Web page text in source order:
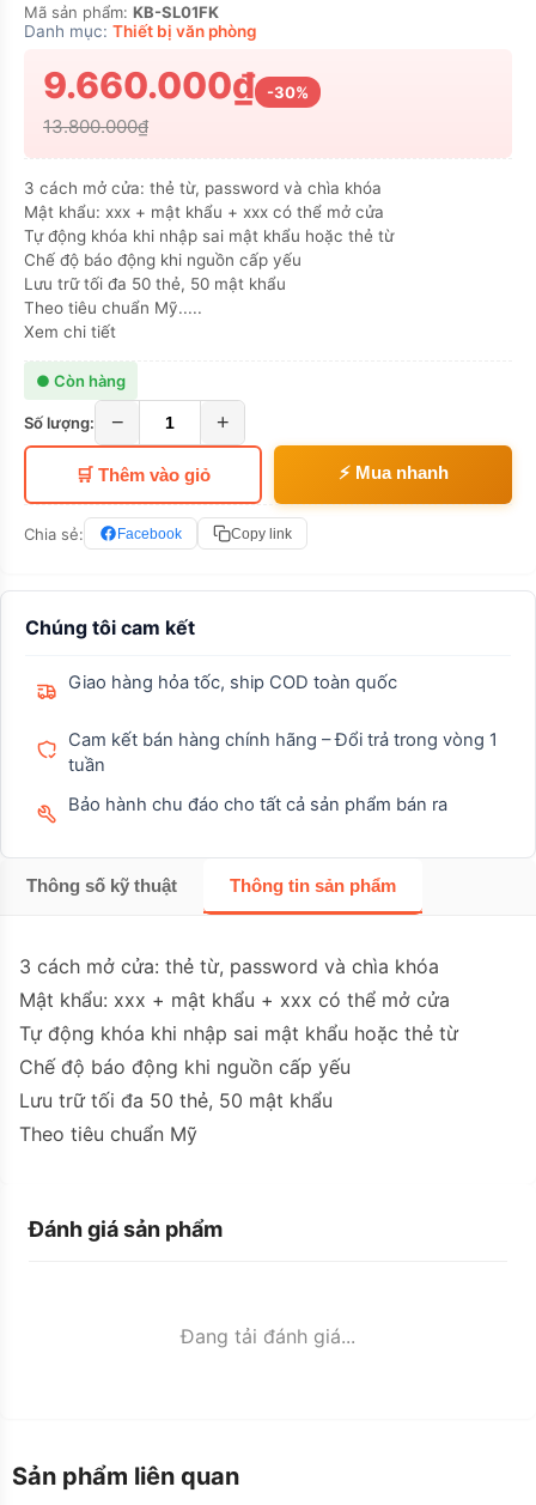
Chúng tôi cam kết
Giao hàng hỏa tốc, ship COD toàn quốc
Cam kết bán hàng chính hãng – Đổi trả trong vòng 1
tuần
Bảo hành chu đáo cho tất cả sản phẩm bán ra
Thông số kỹ thuật Thông tin sản phẩm
3 cách mở cửa: thẻ từ, password và chìa khóa
Mật khẩu: xxx + mật khẩu + xxx có thể mở cửa
Tự động khóa khi nhập sai mật khẩu hoặc thẻ từ
Chế độ báo động khi nguồn cấp yếu
Lưu trữ tối đa 50 thẻ, 50 mật khẩu
Theo tiêu chuẩn Mỹ
Đánh giá sản phẩm
Đang tải đánh giá...
Mã sản phẩm: KB-SL01FK
Danh mục: Thiết bị văn phòng
9.660.000₫ -30%
13.800.000₫
3 cách mở cửa: thẻ từ, password và chìa khóa
Mật khẩu: xxx + mật khẩu + xxx có thể mở cửa
Tự động khóa khi nhập sai mật khẩu hoặc thẻ từ
Chế độ báo động khi nguồn cấp yếu
Lưu trữ tối đa 50 thẻ, 50 mật khẩu
Theo tiêu chuẩn Mỹ.....
Xem chi tiết
● Còn hàng
Số lượng: − +
🛒 Thêm vào giỏ ⚡ Mua nhanh
Chia sẻ: Facebook Copy link
Sản phẩm liên quan